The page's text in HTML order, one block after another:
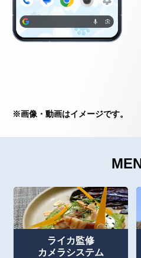
※画像・動画はイメージです。
ライカ監修
カメラシステム